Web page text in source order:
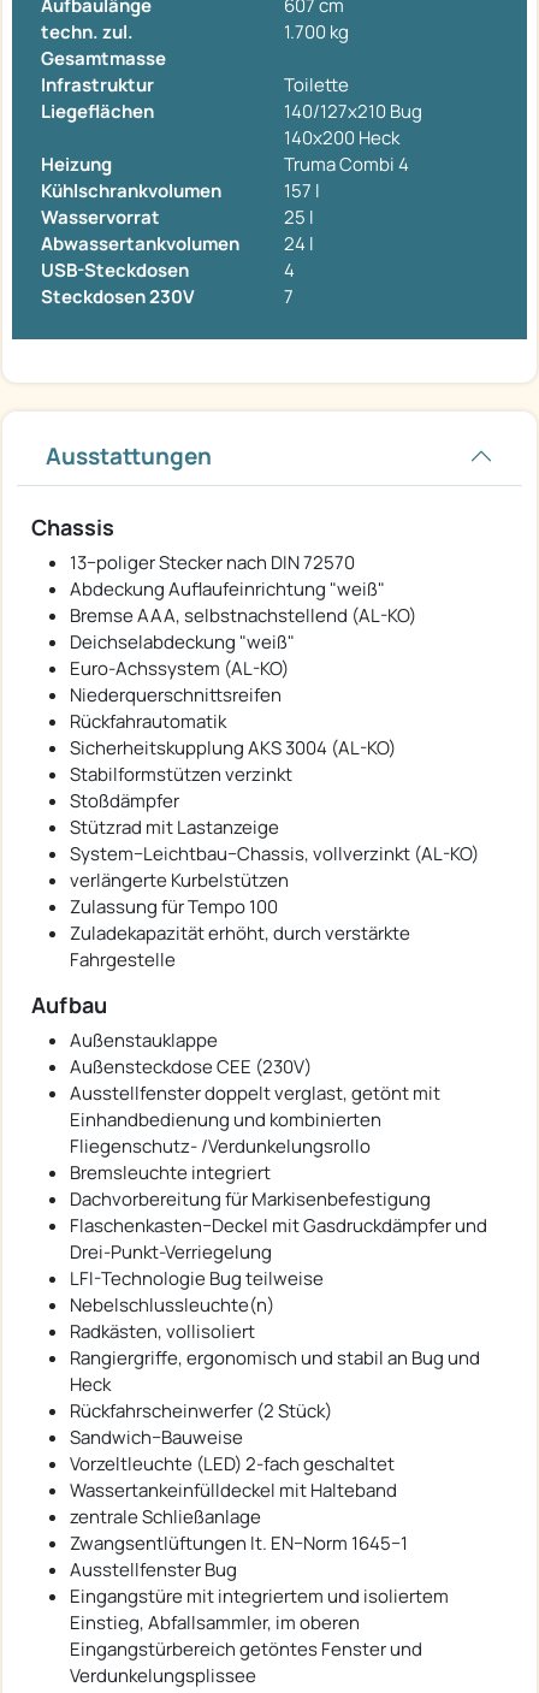
Aufbaulänge
607 cm
techn. zul.
Gesamtmasse
1.700 kg
Infrastruktur
Toilette
Liegeflächen
140/127x210 Bug
140x200 Heck
Heizung
Truma Combi 4
Kühlschrankvolumen
157 l
Wasservorrat
25 l
Abwassertankvolumen
24 l
USB-Steckdosen
4
Steckdosen 230V
7
Ausstattungen
Chassis
13−poliger Stecker nach DIN 72570
Abdeckung Auflaufeinrichtung "weiß"
Bremse AAA, selbstnachstellend (AL-KO)
Deichselabdeckung "weiß"
Euro-Achssystem (AL-KO)
Niederquerschnittsreifen
Rückfahrautomatik
Sicherheitskupplung AKS 3004 (AL-KO)
Stabilformstützen verzinkt
Stoßdämpfer
Stützrad mit Lastanzeige
System−Leichtbau−Chassis, vollverzinkt (AL-KO)
verlängerte Kurbelstützen
Zulassung für Tempo 100
Zuladekapazität erhöht, durch verstärkte
Fahrgestelle
Aufbau
Außenstauklappe
Außensteckdose CEE (230V)
Ausstellfenster doppelt verglast, getönt mit
Einhandbedienung und kombinierten
Fliegenschutz- /Verdunkelungsrollo
Bremsleuchte integriert
Dachvorbereitung für Markisenbefestigung
Flaschenkasten−Deckel mit Gasdruckdämpfer und
Drei-Punkt-Verriegelung
LFI-Technologie Bug teilweise
Nebelschlussleuchte(n)
Radkästen, vollisoliert
Rangiergriffe, ergonomisch und stabil an Bug und
Heck
Rückfahrscheinwerfer (2 Stück)
Sandwich−Bauweise
Vorzeltleuchte (LED) 2-fach geschaltet
Wassertankeinfülldeckel mit Halteband
zentrale Schließanlage
Zwangsentlüftungen lt. EN−Norm 1645−1
Ausstellfenster Bug
Eingangstüre mit integriertem und isoliertem
Einstieg, Abfallsammler, im oberen
Eingangstürbereich getöntes Fenster und
Verdunkelungsplissee